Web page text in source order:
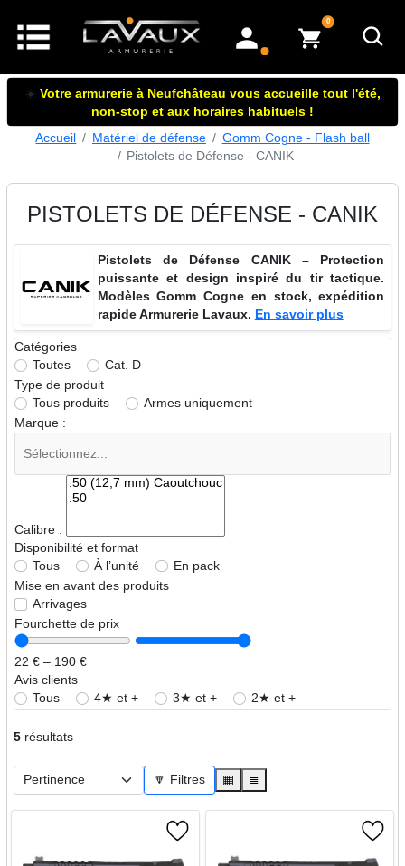
mon compte
0articles dans le panier
☀️ Votre armurerie à Neufchâteau vous accueille tout l'été,
non-stop et aux horaires habituels !
Accueil
Matériel de défense
Gomm Cogne - Flash ball
Pistolets de Défense - CANIK
PISTOLETS DE DÉFENSE - CANIK
Pistolets de Défense CANIK – Protection
puissante et design inspiré du tir tactique.
Modèles Gomm Cogne en stock, expédition
rapide Armurerie Lavaux. En savoir plus
Catégories
Toutes
Cat. D
Type de produit
Tous produits
Armes uniquement
Marque :
Calibre :
Disponibilité et format
Tous
À l’unité
En pack
Mise en avant des produits
Arrivages
Fourchette de prix
22 € – 190 €
Avis clients
Tous
4★ et + 3★ et + 2★ et +
5résultats
🔽 Filtres ▦ ≣